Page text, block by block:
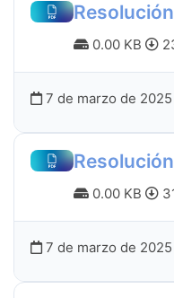
0.00 KB
7 de marzo de 2025
0.00 KB
7 de marzo de 2025